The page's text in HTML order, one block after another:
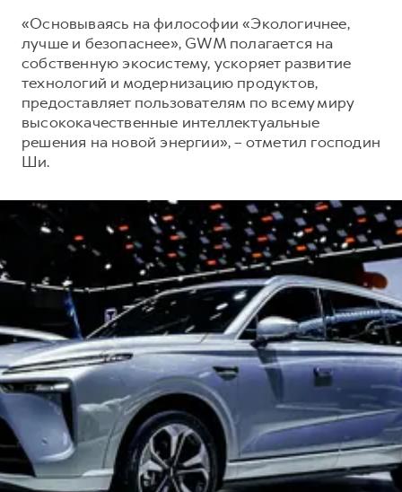
«Основываясь на философии «Экологичнее,
лучше и безопаснее», GWM полагается на
собственную экосистему, ускоряет развитие
технологий и модернизацию продуктов,
предоставляет пользователям по всему миру
высококачественные интеллектуальные
решения на новой энергии», – отметил господин
Ши.